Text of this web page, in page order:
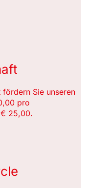
Sie unseren
pro
€ 25,00.